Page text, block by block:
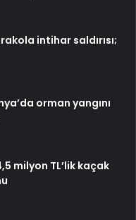
intihar saldırısı;
orman yangını
milyon TL’lik kaçak